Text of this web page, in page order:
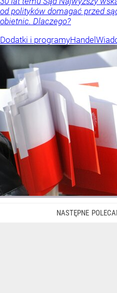
od polityków domagać przed
obietnic. Dlaczego?
Dodatki i programyHandel